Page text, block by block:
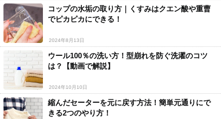
コップの水垢の取り方｜くすみはクエン酸や重曹
でピカピカにできる！
2024年8月13日
ウール100％の洗い方！型崩れを防ぐ洗濯のコツ
は？【動画で解説】
2024年10月10日
縮んだセーターを元に戻す方法！簡単元通りにで
きる2つのやり方！